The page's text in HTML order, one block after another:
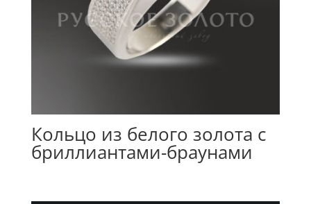
Кольцо из белого золота с
бриллиантами-браунами